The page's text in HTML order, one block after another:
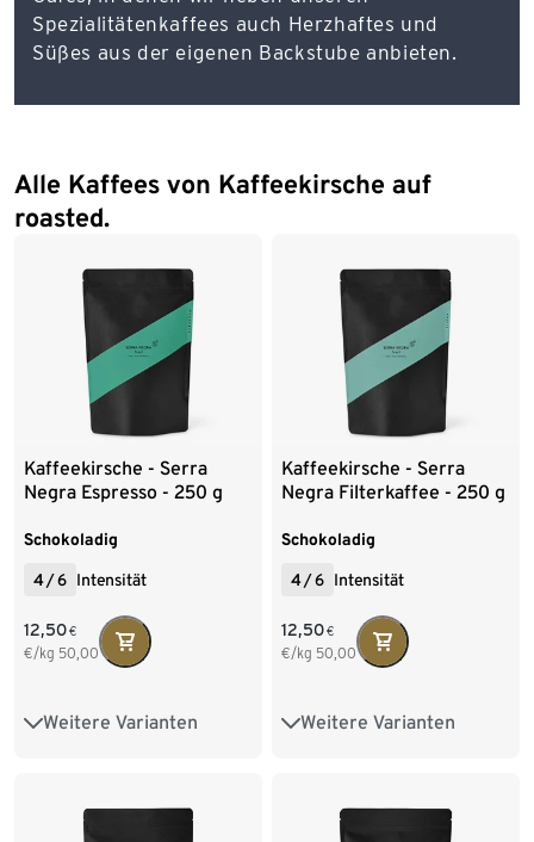
Spezialitätenkaffees auch Herzhaftes und
Süßes aus der eigenen Backstube anbieten.
Alle Kaffees von Kaffeekirsche auf
roasted.
Kaffeekirsche - Serra
Negra Espresso - 250 g
Schokoladig
4/6 Intensität
12,50€
€/kg 50,00
Weitere Varianten
250 g Ganze Bohne
Kaffeekirsche - Serra
Negra Filterkaffee - 250 g
Schokoladig
4/6 Intensität
12,50€
€/kg 50,00
Weitere Varianten
250 g Ganze Bohne